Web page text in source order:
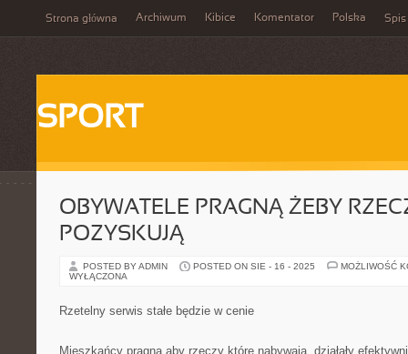
Strona główna Archiwum Kibice Komentator Polska Spis
SPORT
OBYWATELE PRAGNĄ ŻEBY
POZYSKUJĄ
POSTED BY ADMIN POSTED ON SIE - 16 - 2025
MOŻLIWOŚĆ
WYŁĄCZONA
Rzetelny serwis stałe będzie w cenie
Mieszkańcy pragną aby rzeczy które nabywają, działały